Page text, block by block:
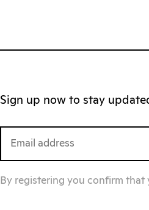
Sign up now to stay
By registering you confirm that